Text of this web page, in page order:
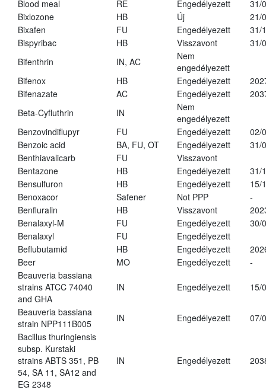
Blood meal
RE Engedélyezett
31/
Bixlozone
HB Új
21/
Bixafen
FU Engedélyezett
31/
Bispyribac
HB Visszavont
31/
Bifenthrin
IN, AC
Nem
engedélyezett
Bifenox
HB Engedélyezett
Bifenazate
AC Engedélyezett
Beta-Cyfluthrin
IN
Nem
engedélyezett
Benzovindiflupyr
FU Engedélyezett
02/
Benzoic acid
BA, FU, OT Engedélyezett
31/
Benthiavalicarb
FU
Visszavont
Bentazone
HB Engedélyezett
31/
Bensulfuron
HB Engedélyezett
15/
Benoxacor
Safener Not PPP
-
Benfluralin
HB Visszavont
Benalaxyl-M
FU Engedélyezett
30/
Benalaxyl
FU
Engedélyezett
Beflubutamid
HB Engedélyezett
Beer
MO Engedélyezett
-
Beauveria bassiana
strains ATCC 74040
and GHA
IN Engedélyezett 15/
Beauveria bassiana
strain NPP111B005
IN Engedélyezett
07/
Bacillus thuringiensis
subsp. Kurstaki
strains ABTS 351, PB
54, SA 11, SA12 and
EG 2348
IN Engedélyezett